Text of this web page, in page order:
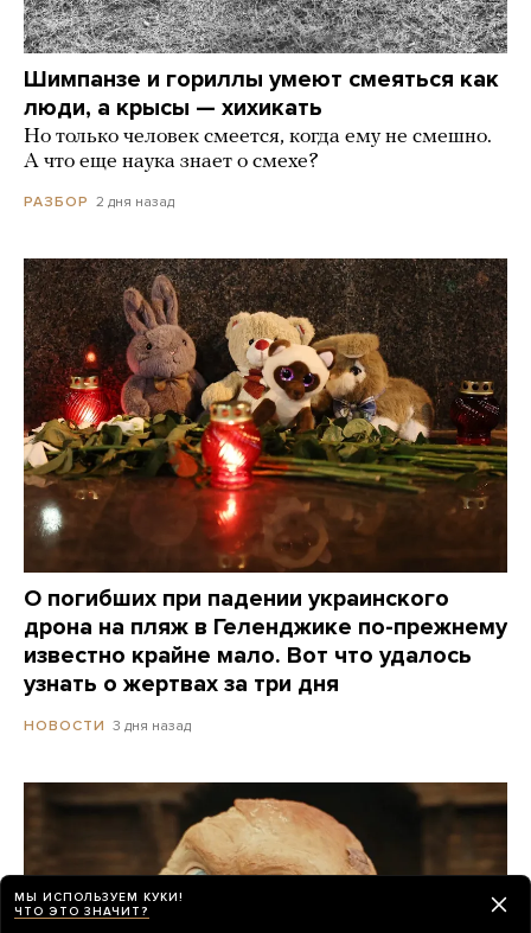
Шимпанзе и гориллы умеют смеяться как
люди, а крысы — хихикать
Но только человек смеется, когда ему не смешно.
А что еще наука знает о смехе?
РАЗБОР 2 дня назад
О погибших при падении украинского
дрона на пляж в Геленджике по-прежнему
известно крайне мало. Вот что удалось
узнать о жертвах за три дня
НОВОСТИ 3 дня назад
МЫ ИСПОЛЬЗУЕМ КУКИ!
ЧТО ЭТО ЗНАЧИТ?